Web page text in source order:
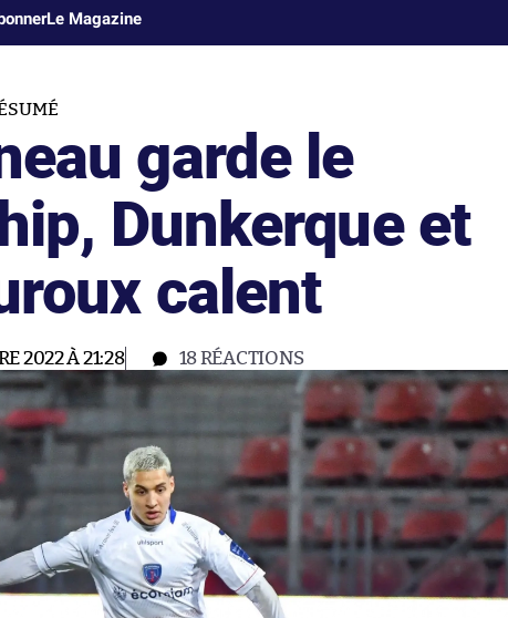
Le Magazine
garde le
Dunkerque et
calent
2022 À 21:28 18RÉACTIONS